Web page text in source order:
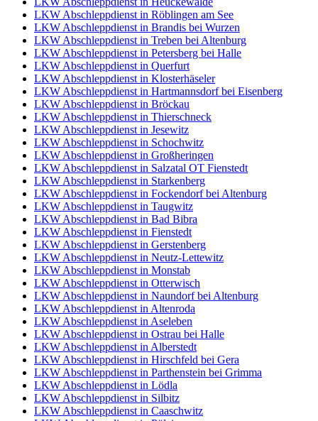
LKW Abschleppdienst in Röblingen am See
LKW Abschleppdienst in Brandis bei Wurzen
LKW Abschleppdienst in Treben bei Altenburg
LKW Abschleppdienst in Petersberg bei Halle
LKW Abschleppdienst in Querfurt
LKW Abschleppdienst in Klosterhäseler
LKW Abschleppdienst in Hartmannsdorf bei Eisenberg
LKW Abschleppdienst in Bröckau
LKW Abschleppdienst in Thierschneck
LKW Abschleppdienst in Jesewitz
LKW Abschleppdienst in Schochwitz
LKW Abschleppdienst in Großheringen
LKW Abschleppdienst in Salzatal OT Fienstedt
LKW Abschleppdienst in Starkenberg
LKW Abschleppdienst in Fockendorf bei Altenburg
LKW Abschleppdienst in Taugwitz
LKW Abschleppdienst in Bad Bibra
LKW Abschleppdienst in Fienstedt
LKW Abschleppdienst in Gerstenberg
LKW Abschleppdienst in Neutz-Lettewitz
LKW Abschleppdienst in Monstab
LKW Abschleppdienst in Otterwisch
LKW Abschleppdienst in Naundorf bei Altenburg
LKW Abschleppdienst in Altenroda
LKW Abschleppdienst in Aseleben
LKW Abschleppdienst in Ostrau bei Halle
LKW Abschleppdienst in Alberstedt
LKW Abschleppdienst in Hirschfeld bei Gera
LKW Abschleppdienst in Parthenstein bei Grimma
LKW Abschleppdienst in Lödla
LKW Abschleppdienst in Silbitz
LKW Abschleppdienst in Caaschwitz